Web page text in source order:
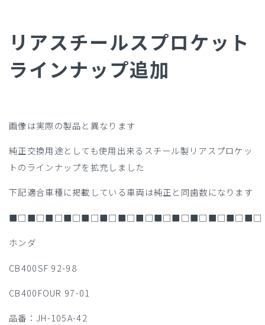
リアスチールスプロケット
ラインナップ追加
画像は実際の製品と異なります
純正交換用途としても使用出来るスチール製リアスプロケッ
トのラインナップを拡充しました
下記適合車種に掲載している車両は純正と同歯数になります
■□■□■□■□■□■□■□■□■□■□■□■□■□■□
ホンダ
CB400SF 92-98
CB400FOUR 97-01
品番：JH-105A-42